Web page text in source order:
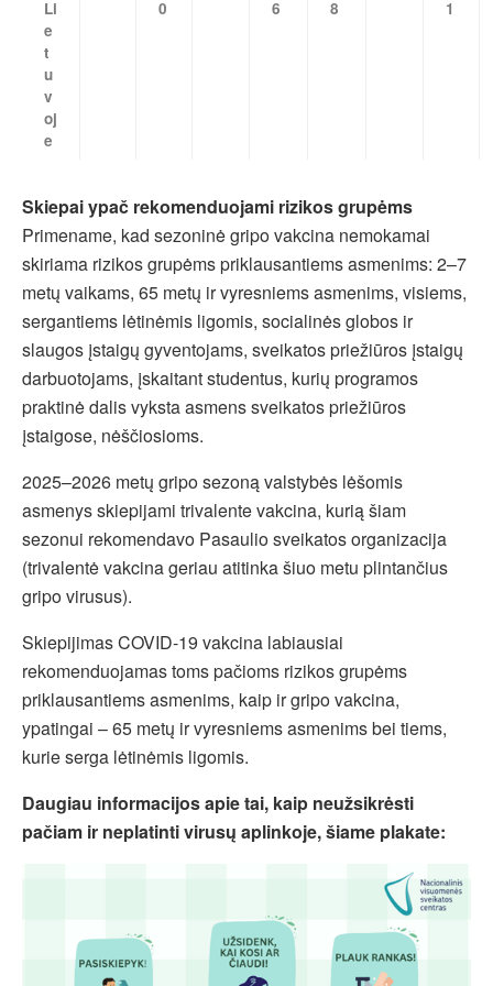
Li
e
t
u
v
oj
e
0
6
8
1
Skiepai ypač rekomenduojami rizikos grupėms
Primename, kad sezoninė gripo vakcina nemokamai
skiriama rizikos grupėms priklausantiems asmenims: 2–7
metų vaikams, 65 metų ir vyresniems asmenims, visiems,
sergantiems lėtinėmis ligomis, socialinės globos ir
slaugos įstaigų gyventojams, sveikatos priežiūros įstaigų
darbuotojams, įskaitant studentus, kurių programos
praktinė dalis vyksta asmens sveikatos priežiūros
įstaigose, nėščiosioms.
2025–2026 metų gripo sezoną valstybės lėšomis
asmenys skiepijami trivalente vakcina, kurią šiam
sezonui rekomendavo Pasaulio sveikatos organizacija
(trivalentė vakcina geriau atitinka šiuo metu plintančius
gripo virusus).
Skiepijimas COVID-19 vakcina labiausiai
rekomenduojamas toms pačioms rizikos grupėms
priklausantiems asmenims, kaip ir gripo vakcina,
ypatingai – 65 metų ir vyresniems asmenims bei tiems,
kurie serga lėtinėmis ligomis.
Daugiau informacijos apie tai, kaip neužsikrėsti
pačiam ir neplatinti virusų aplinkoje, šiame plakate: